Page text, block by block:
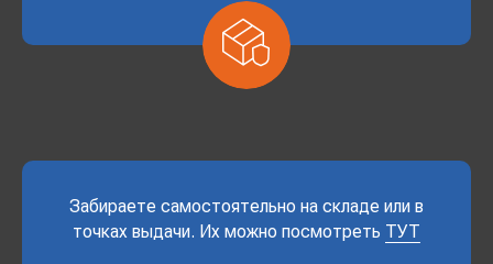
Забираете самостоятельно на складе или в
точках выдачи. Их можно посмотреть ТУТ